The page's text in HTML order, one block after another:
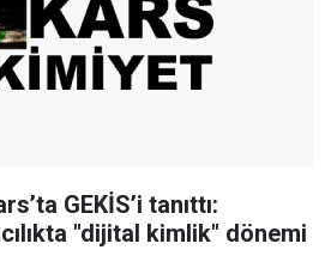
GEKİS’i tanıttı:
"dijital kimlik" dönemi